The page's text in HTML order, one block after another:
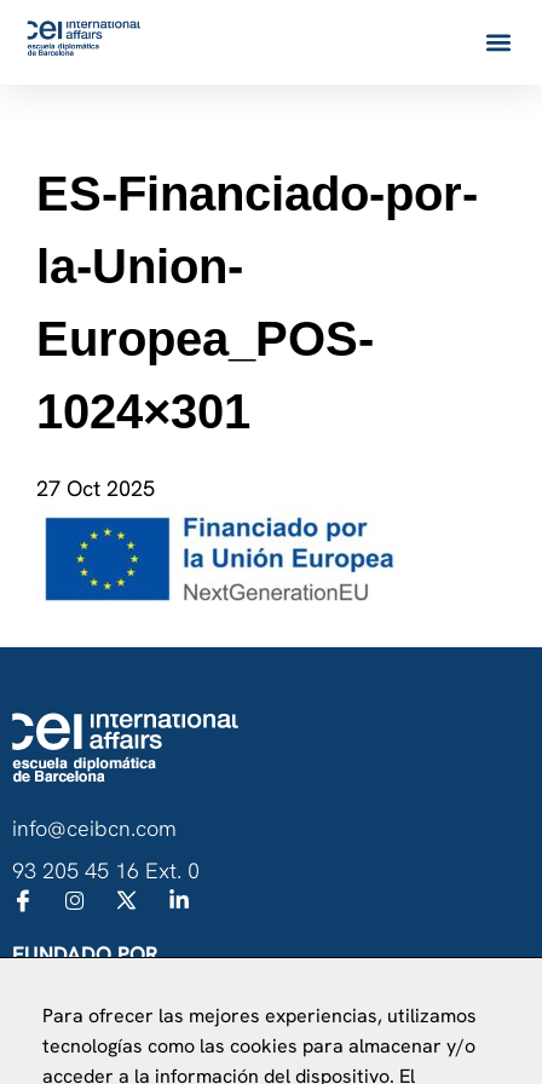
ES-Financiado-por-
la-Union-
Europea_POS-
1024×301
27 Oct 2025
info@ceibcn.com
93 205 45 16 Ext. 0
FUNDADO POR
Ministerio de Asuntos Exteriores, UE y Cooperación
Fundación "la Caixa"
Para ofrecer las mejores experiencias, utilizamos
tecnologías como las cookies para almacenar y/o
acceder a la información del dispositivo. El